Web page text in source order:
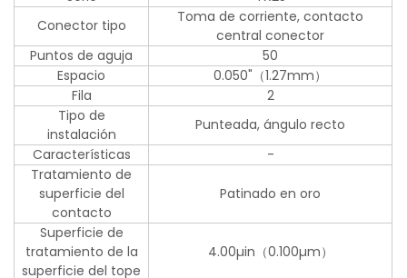
Conector tipo
Toma de corriente, contacto
central conector
Puntos de aguja
50
Espacio
0.050"（1.27mm）
Fila
2
Tipo de
instalación
Punteada, ángulo recto
Características
-
Tratamiento de
superficie del
contacto
Patinado en oro
Superficie de
tratamiento de la
superficie del tope
4.00µin（0.100µm）